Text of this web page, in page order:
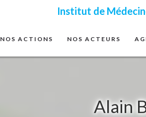
Institut de
NOS ACTIONS NOS ACTEURS
Alain